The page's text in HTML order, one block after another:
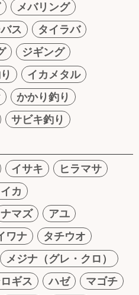
メバリング
ス
タイラバ
ジギング
イカメタル
かかり釣り
サビキ釣り
イサキ
ヒラマサ
カ
ナマズ
アユ
ワナ
タチウオ
メジナ（グレ・クロ）
ギス ハゼ
マゴチ